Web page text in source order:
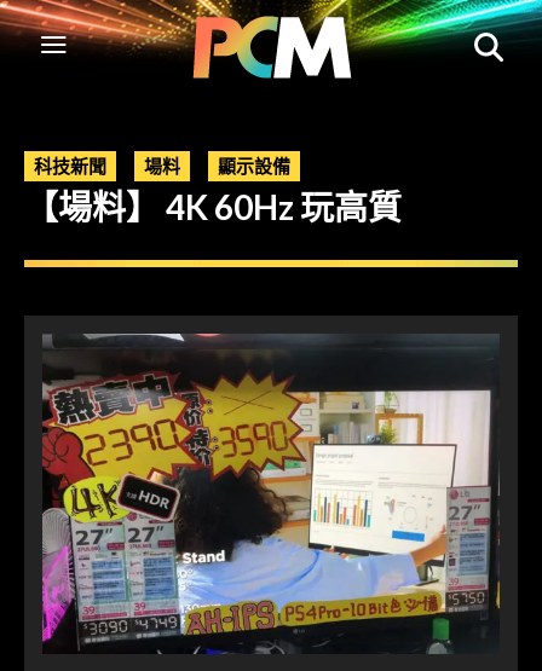
科技新聞 場料 顯示設備
【場料】 4K 60Hz 玩高質